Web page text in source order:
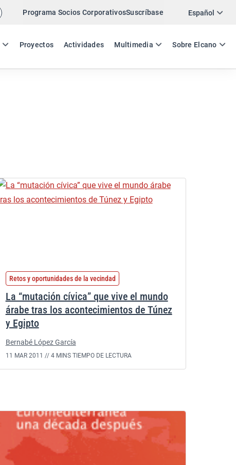
Programa Socios CorporativosSuscríbase Español
ES EN
Proyectos Actividades Multimedia Sobre Elcano
Retos y oportunidades de la vecindad
La “mutación cívica” que vive el mundo
árabe tras los acontecimientos de Túnez
y Egipto
Bernabé López García
11 MAR 2011 // 4 MINS TIEMPO DE LECTURA